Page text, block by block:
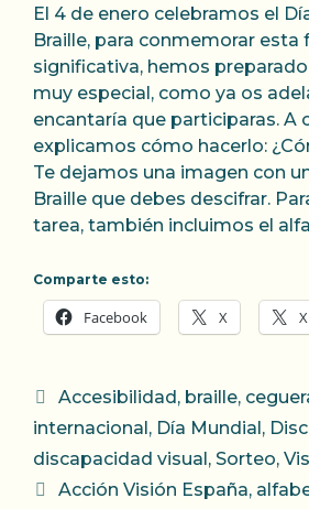
El 4 de enero celebramos el
Braille, para conmemorar esta
significativa, hemos
muy especial, como ya os
encantaría que participaras. A
explicamos cómo hacerlo:
Te dejamos una imagen con
Braille que debes descifrar.
tarea, también incluimos el
Comparte esto:
Facebook X X
Categorías
Accesibilidad , braille,
internacional , Día Mundial ,
discapacidad visual , Sorteo,
Etiquetas
Acción Visión España,